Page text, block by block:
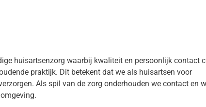
huisartsenzorg waarbij kwaliteit en persoonlijk contact
praktijk. Dit betekent dat we als huisartsen voor
Als spil van de zorg onderhouden we contact en